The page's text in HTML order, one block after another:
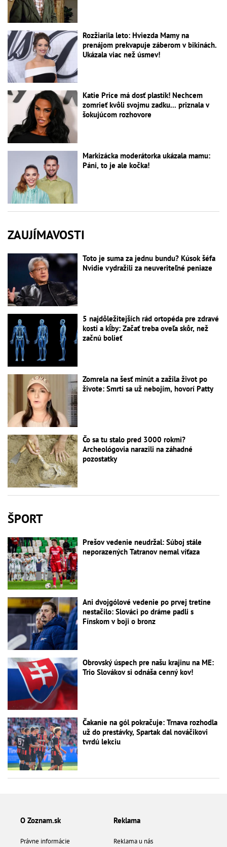
Rozžiarila leto: Hviezda Mamy na
prenájom prekvapuje záberom v bikinách.
Ukázala viac než úsmev!
Katie Price má dosť plastík! Nechcem
zomrieť kvôli svojmu zadku... priznala v
šokujúcom rozhovore
Markizácka moderátorka ukázala mamu:
Páni, to je ale kočka!
ZAUJÍMAVOSTI
Toto je suma za jednu bundu? Kúsok šéfa
Nvidie vydražili za neuveriteľné peniaze
5 najdôležitejších rád ortopéda pre zdravé
kosti a kĺby: Začať treba oveľa skôr, než
začnú bolieť
Zomrela na šesť minút a zažila život po
živote: Smrti sa už nebojím, hovorí Patty
Čo sa tu stalo pred 3000 rokmi?
Archeológovia narazili na záhadné
pozostatky
ŠPORT
Prešov vedenie neudržal: Súboj stále
neporazených Tatranov nemal víťaza
Ani dvojgólové vedenie po prvej tretine
nestačilo: Slováci po dráme padli s
Fínskom v boji o bronz
Obrovský úspech pre našu krajinu na ME:
Trio Slovákov si odnáša cenný kov!
Čakanie na gól pokračuje: Trnava rozhodla
už do prestávky, Spartak dal nováčikovi
tvrdú lekciu
O Zoznam.sk
Právne informácie
Reklama
Reklama u nás